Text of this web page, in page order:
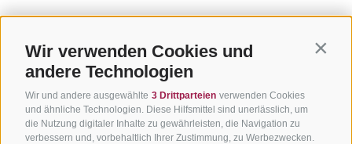
Wir verwenden Cookies und
andere Technologien
Wir und andere ausgewählte 3 Drittparteien verwenden Cookies
und ähnliche Technologien. Diese Hilfsmittel sind unerlässlich, um
die Nutzung digitaler Inhalte zu gewährleisten, die Navigation zu
verbessern und, vorbehaltlich Ihrer Zustimmung, zu Werbezwecken.